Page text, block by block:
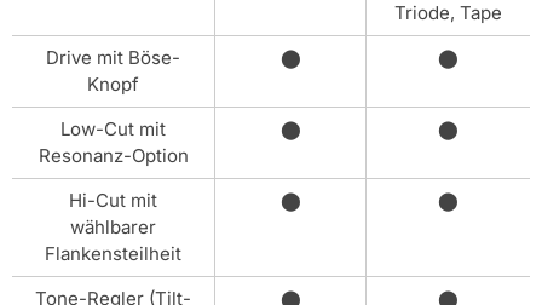
Triode, Tape
Drive mit Böse-
Knopf
⬤ ⬤
Low-Cut mit
Resonanz-Option
⬤ ⬤
Hi-Cut mit
wählbarer
Flankensteilheit
⬤ ⬤
Tone-Regler (Tilt- ⬤ ⬤